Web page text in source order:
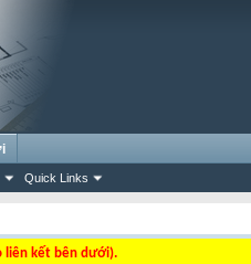
Quick Links
liên kết bên dưới).